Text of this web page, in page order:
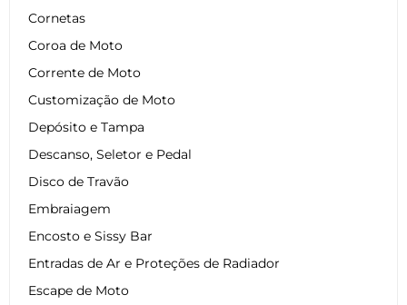
Cornetas
Coroa de Moto
Corrente de Moto
Customização de Moto
Depósito e Tampa
Descanso, Seletor e Pedal
Disco de Travão
Embraiagem
Encosto e Sissy Bar
Entradas de Ar e Proteções de Radiador
Escape de Moto